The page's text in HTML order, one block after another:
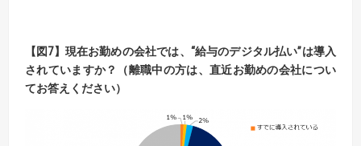
【 図7】 現在お勤めの会社では、“給与のデジタル払い”は導入
されていますか？
（離職中の方は、直近お勤めの会社につい
てお答えください）